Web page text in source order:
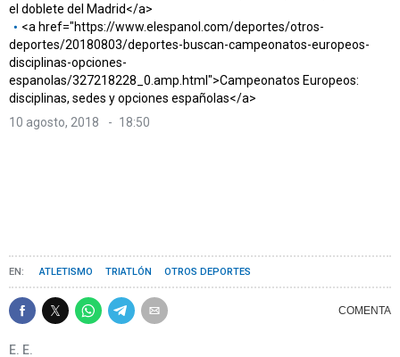
el doblete del Madrid</a>
<a href="https://www.elespanol.com/deportes/otros-
deportes/20180803/deportes-buscan-campeonatos-europeos-
disciplinas-opciones-
espanolas/327218228_0.amp.html">Campeonatos Europeos:
disciplinas, sedes y opciones españolas</a>
10 agosto, 2018
18:50
ATLETISMO TRIATLÓN OTROS DEPORTES
E. E.